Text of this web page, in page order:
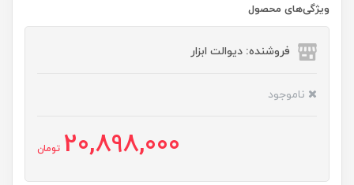
ویژگی‌های محصول
فروشنده: دیوالت ابزار
ناموجود
20,898,000 تومان